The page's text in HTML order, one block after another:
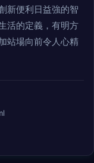
創新便利日益強的智
的定義，有明方
站場向前令人心精